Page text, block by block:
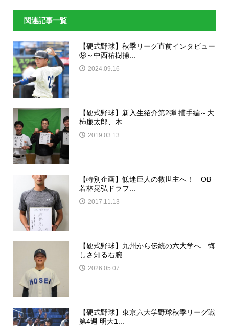
関連記事一覧
【硬式野球】秋季リーグ直前インタビュー
⑨～中西祐樹捕...
2024.09.16
【硬式野球】新入生紹介第2弾 捕手編～大
柿廉太郎、木...
2019.03.13
【特別企画】低迷巨人の救世主へ！ OB
若林晃弘ドラフ...
2017.11.13
【硬式野球】九州から伝統の六大学へ 悔
しさ知る右腕...
2026.05.07
【硬式野球】東京六大学野球秋季リーグ戦
第4週 明大1...